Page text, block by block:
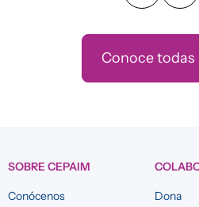
ayudándolas a prevenir
y el acompañamiento
Conoce todas
SOBRE CEPAIM
Conócenos Dona